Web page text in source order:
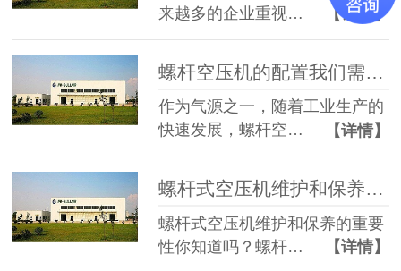
来越多的企业重视…
【详情】
作为气源之一，随着工业生产的
快速发展，螺杆空…
【详情】
螺杆式空压机维护和保养的重要性你知道吗？
螺杆式空压机维护和保养的重要
性你知道吗？螺杆…
【详情】